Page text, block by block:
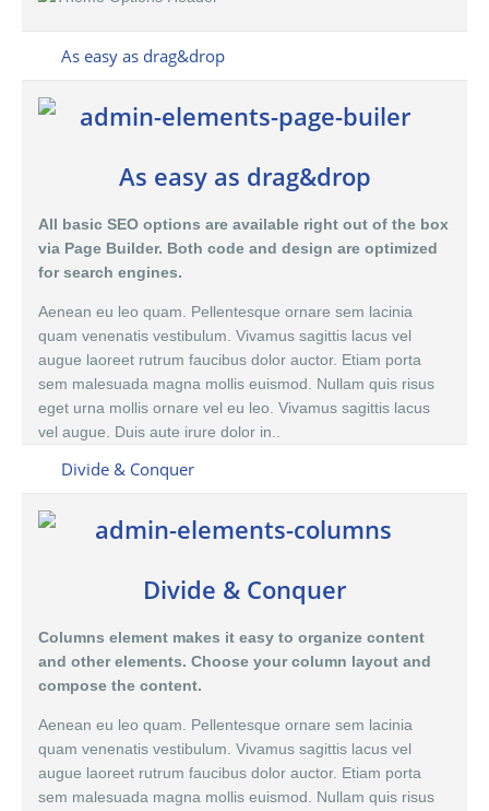
As easy as drag&drop
As easy as drag&drop
All basic SEO options are available right out of the box
via Page Builder. Both code and design are optimized
for search engines.
Aenean eu leo quam. Pellentesque ornare sem lacinia
quam venenatis vestibulum. Vivamus sagittis lacus vel
augue laoreet rutrum faucibus dolor auctor. Etiam porta
sem malesuada magna mollis euismod. Nullam quis risus
eget urna mollis ornare vel eu leo. Vivamus sagittis lacus
vel augue. Duis aute irure dolor in..
Divide & Conquer
Divide & Conquer
Columns element makes it easy to organize content
and other elements. Choose your column layout and
compose the content.
Aenean eu leo quam. Pellentesque ornare sem lacinia
quam venenatis vestibulum. Vivamus sagittis lacus vel
augue laoreet rutrum faucibus dolor auctor. Etiam porta
sem malesuada magna mollis euismod. Nullam quis risus